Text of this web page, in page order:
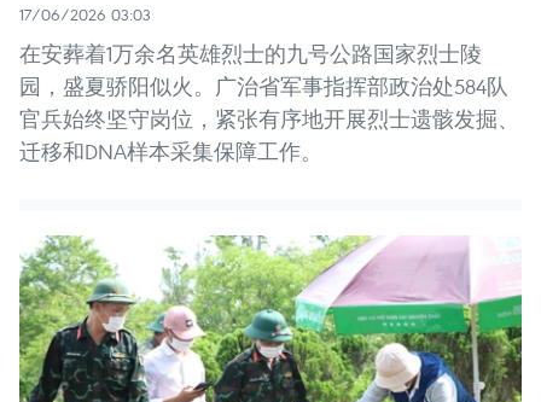
17/06/2026 03:03
在安葬着1万余名英雄烈士的九号公路国家烈士陵
园，盛夏骄阳似火。广治省军事指挥部政治处584队
官兵始终坚守岗位，紧张有序地开展烈士遗骸发掘、
迁移和DNA样本采集保障工作。